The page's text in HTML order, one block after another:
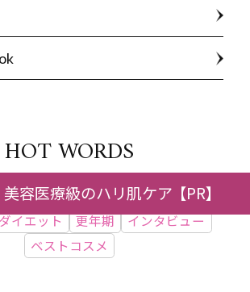
HOT WORDS
付録 WEB限定 シミ
たるみ
イエット 更年期
インタビュー
ベストコスメ
美容医療級のハリ肌ケア【PR】